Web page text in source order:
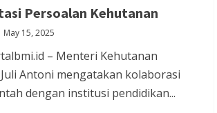
Persoalan Kehutanan
May 15, 2025
– Menteri Kehutanan
Antoni mengatakan kolaborasi
dengan institusi pendidikan...